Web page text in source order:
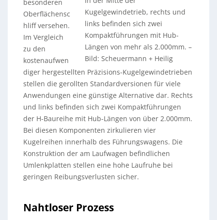
Kugelgewindetrieb, rechts und
links befinden sich zwei
Kompaktführungen mit Hub-
Längen von mehr als 2.000mm. –
Bild: Scheuermann + Heilig
besonderen
Oberflächensc
hliff versehen.
Im Vergleich
zu den
kostenaufwen
diger hergestellten Präzisions-Kugelgewindetrieben
stellen die gerollten Standardversionen für viele
Anwendungen eine günstige Alternative dar. Rechts
und links befinden sich zwei Kompaktführungen
der H-Baureihe mit Hub-Längen von über 2.000mm.
Bei diesen Komponenten zirkulieren vier
Kugelreihen innerhalb des Führungswagens. Die
Konstruktion der am Laufwagen befindlichen
Umlenkplatten stellen eine hohe Laufruhe bei
geringen Reibungsverlusten sicher.
Nahtloser Prozess